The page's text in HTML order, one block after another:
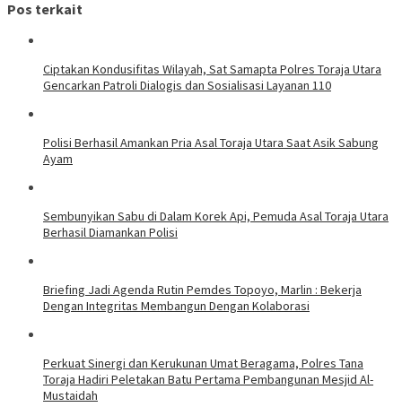
Pos terkait
Ciptakan Kondusifitas Wilayah, Sat Samapta Polres Toraja Utara
Gencarkan Patroli Dialogis dan Sosialisasi Layanan 110
Polisi Berhasil Amankan Pria Asal Toraja Utara Saat Asik Sabung
Ayam
Sembunyikan Sabu di Dalam Korek Api, Pemuda Asal Toraja Utara
Berhasil Diamankan Polisi
Briefing Jadi Agenda Rutin Pemdes Topoyo, Marlin : Bekerja
Dengan Integritas Membangun Dengan Kolaborasi
Perkuat Sinergi dan Kerukunan Umat Beragama, Polres Tana
Toraja Hadiri Peletakan Batu Pertama Pembangunan Mesjid Al-
Mustaidah